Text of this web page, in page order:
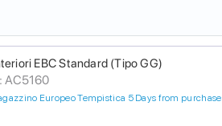
EBC Standard (Tipo GG)
AC5160
Europeo Tempistica 5 Days from purchase